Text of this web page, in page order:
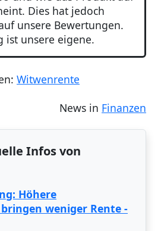
Dies hat jedoch
unsere Bewertungen.
ist unsere eigene.
Witwenrente
News in Finanzen
Infos von
Höhere
weniger Rente -